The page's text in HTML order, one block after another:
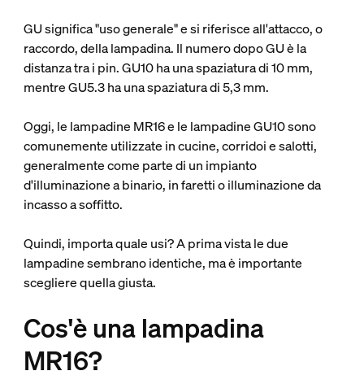
GU significa "uso generale" e si riferisce all'attacco, o
raccordo, della lampadina. Il numero dopo GU è la
distanza tra i pin. GU10 ha una spaziatura di 10 mm,
mentre GU5.3 ha una spaziatura di 5,3 mm.
Oggi, le lampadine MR16 e le lampadine GU10 sono
comunemente utilizzate in cucine, corridoi e salotti,
generalmente come parte di un impianto
d'illuminazione a binario, in faretti o illuminazione da
incasso a soffitto.
Quindi, importa quale usi? A prima vista le due
lampadine sembrano identiche, ma è importante
scegliere quella giusta.
Cos'è una lampadina
MR16?